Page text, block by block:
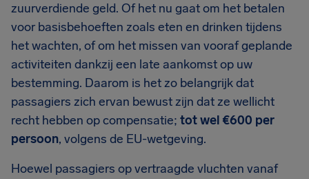
zuurverdiende geld. Of het nu gaat om het betalen
voor basisbehoeften zoals eten en drinken tijdens
het wachten, of om het missen van vooraf geplande
activiteiten dankzij een late aankomst op uw
bestemming. Daarom is het zo belangrijk dat
passagiers zich ervan bewust zijn dat ze wellicht
recht hebben op compensatie; tot wel €600 per
persoon, volgens de EU-wetgeving.
Hoewel passagiers op vertraagde vluchten vanaf